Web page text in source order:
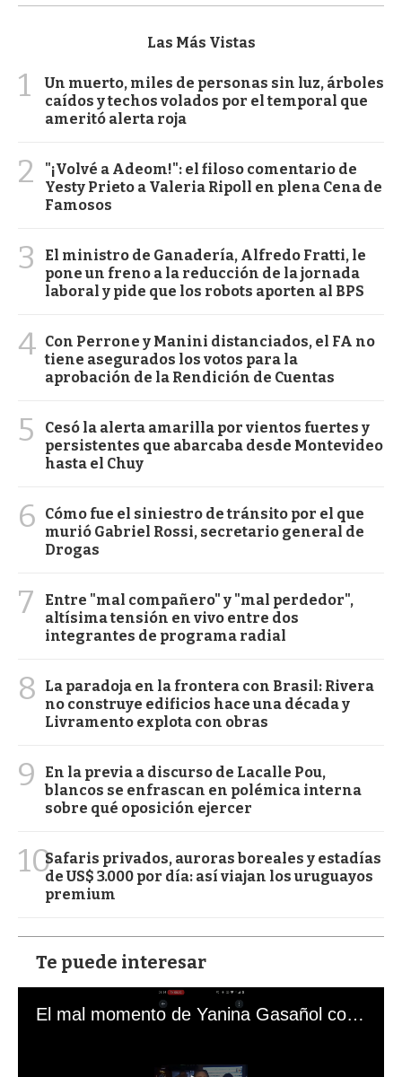
Las Más Vistas
1
Un muerto, miles de personas sin luz, árboles
caídos y techos volados por el temporal que
ameritó alerta roja
2
"¡Volvé a Adeom!": el filoso comentario de
Yesty Prieto a Valeria Ripoll en plena Cena de
Famosos
3
El ministro de Ganadería, Alfredo Fratti, le
pone un freno a la reducción de la jornada
laboral y pide que los robots aporten al BPS
4 Con Perrone y Manini distanciados, el FA no
tiene asegurados los votos para la
aprobación de la Rendición de Cuentas
5
Cesó la alerta amarilla por vientos fuertes y
persistentes que abarcaba desde Montevideo
hasta el Chuy
6
Cómo fue el siniestro de tránsito por el que
murió Gabriel Rossi, secretario general de
Drogas
7
Entre "mal compañero" y "mal perdedor",
altísima tensión en vivo entre dos
integrantes de programa radial
8
La paradoja en la frontera con Brasil: Rivera
no construye edificios hace una década y
Livramento explota con obras
9
En la previa a discurso de Lacalle Pou,
blancos se enfrascan en polémica interna
sobre qué oposición ejercer
10Safaris privados, auroras boreales y estadías
de US$ 3.000 por día: así viajan los uruguayos
premium
Te puede interesar
El mal momento de Yanina Gasañol con un hincha argentino en "Subrayado"